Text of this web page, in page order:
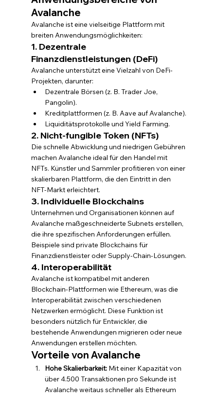
Avalanche
Avalanche ist eine vielseitige Plattform mit
breiten Anwendungsmöglichkeiten:
1. Dezentrale
Finanzdienstleistungen (DeFi)
Avalanche unterstützt eine Vielzahl von DeFi-
Projekten, darunter:
Dezentrale Börsen (z. B. Trader Joe,
Pangolin).
Kreditplattformen (z. B. Aave auf Avalanche).
Liquiditätsprotokolle und Yield Farming.
2. Nicht-fungible Token (NFTs)
Die schnelle Abwicklung und niedrigen Gebühren
machen Avalanche ideal für den Handel mit
NFTs. Künstler und Sammler profitieren von einer
skalierbaren Plattform, die den Eintritt in den
NFT-Markt erleichtert.
3. Individuelle Blockchains
Unternehmen und Organisationen können auf
Avalanche maßgeschneiderte Subnets erstellen,
die ihre spezifischen Anforderungen erfüllen.
Beispiele sind private Blockchains für
Finanzdienstleister oder Supply-Chain-Lösungen.
4. Interoperabilität
Avalanche ist kompatibel mit anderen
Blockchain-Plattformen wie Ethereum, was die
Interoperabilität zwischen verschiedenen
Netzwerken ermöglicht. Diese Funktion ist
besonders nützlich für Entwickler, die
bestehende Anwendungen migrieren oder neue
Anwendungen erstellen möchten.
Vorteile von Avalanche
Hohe Skalierbarkeit: Mit einer Kapazität von
über 4.500 Transaktionen pro Sekunde ist
Avalanche weitaus schneller als Ethereum